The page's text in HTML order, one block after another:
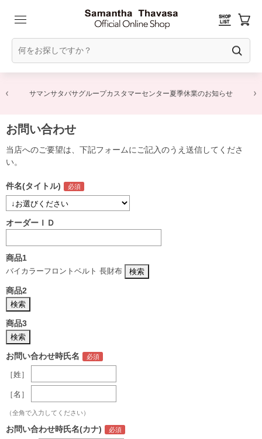
サマンサタバサグループカスタマーセンター夏季休業のお知らせ
お問い合わせ
当店へのご要望は、下記フォームにご記入のうえ送信してくださ
い。
件名(タイトル)
オーダーＩＤ
商品1
バイカラーフロントベルト 長財布
商品2
商品3
お問い合わせ時氏名
［姓］
［名］
（全角で入力してください）
お問い合わせ時氏名(カナ)